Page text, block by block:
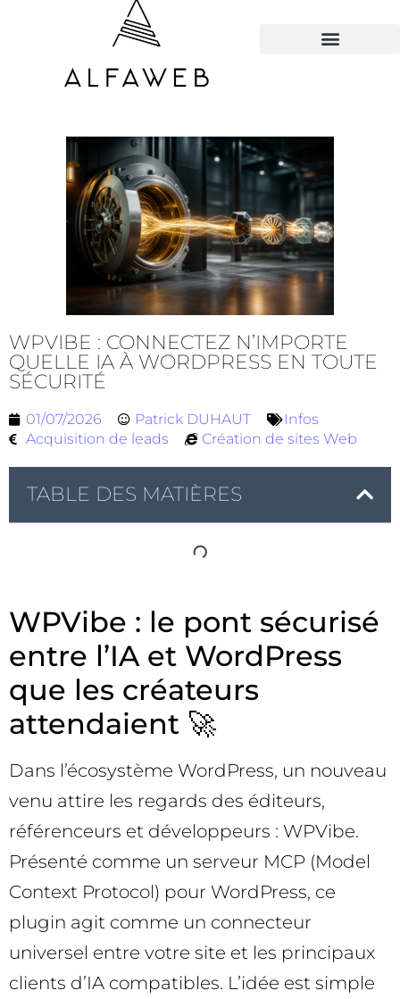
WPVIBE : CONNECTEZ N’IMPORTE
QUELLE IA À WORDPRESS EN TOUTE
SÉCURITÉ
01/07/2026 Patrick DUHAUT
Infos
Acquisition de leads
Création de sites Web
TABLE DES MATIÈRES
WPVibe : le pont sécurisé
entre l’IA et WordPress
que les créateurs
attendaient 🚀
Dans l’écosystème WordPress, un nouveau
venu attire les regards des éditeurs,
référenceurs et développeurs : WPVibe.
Présenté comme un serveur MCP (Model
Context Protocol) pour WordPress, ce
plugin agit comme un connecteur
universel entre votre site et les principaux
clients d’IA compatibles. L’idée est simple